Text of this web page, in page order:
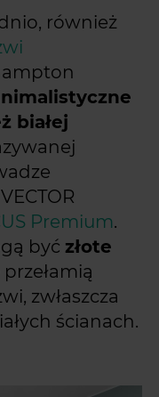
również
białej
Premium.
być złote
zwłaszcza
ścianach.